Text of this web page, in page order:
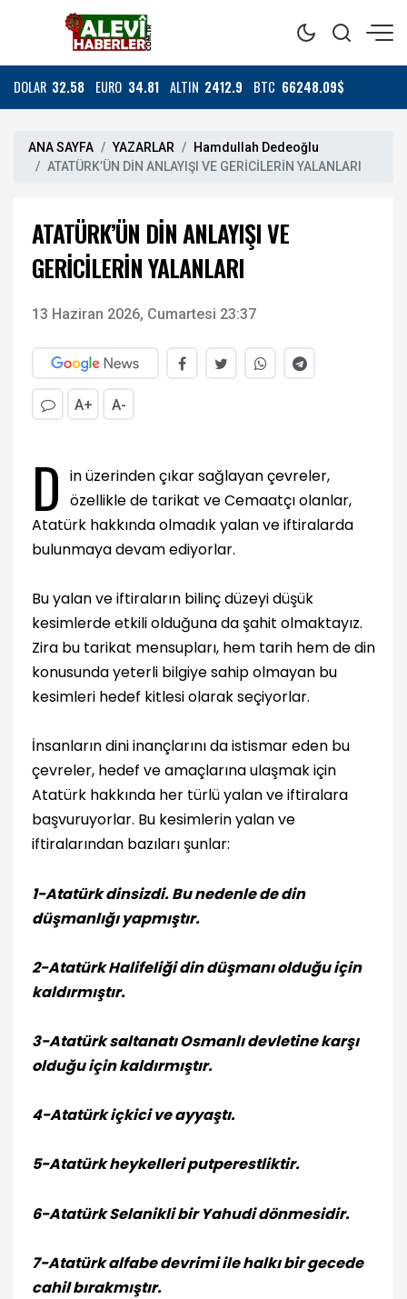
DOLAR 32.58 EURO 34.81 ALTIN 2412.9 BTC 66248.09$
ANA SAYFA YAZARLAR
Hamdullah Dedeoğlu
ATATÜRK’ÜN DİN ANLAYIŞI VE GERİCİLERİN YALANLARI
ATATÜRK’ÜN DİN ANLAYIŞI VE
GERİCİLERİN YALANLARI
13 Haziran 2026, Cumartesi 23:37
A+ A-
D in üzerinden çıkar sağlayan çevreler,
özellikle de tarikat ve Cemaatçı olanlar,
Atatürk hakkında olmadık yalan ve iftiralarda
bulunmaya devam ediyorlar.
Bu yalan ve iftiraların bilinç düzeyi düşük
kesimlerde etkili olduğuna da şahit olmaktayız.
Zira bu tarikat mensupları, hem tarih hem de din
konusunda yeterli bilgiye sahip olmayan bu
kesimleri hedef kitlesi olarak seçiyorlar.
İnsanların dini inançlarını da istismar eden bu
çevreler, hedef ve amaçlarına ulaşmak için
Atatürk hakkında her türlü yalan ve iftiralara
başvuruyorlar. Bu kesimlerin yalan ve
iftiralarından bazıları şunlar:
1-Atatürk dinsizdi. Bu nedenle de din
düşmanlığı yapmıştır.
2-Atatürk Halifeliği din düşmanı olduğu için
kaldırmıştır.
3-Atatürk saltanatı Osmanlı devletine karşı
olduğu için kaldırmıştır.
4-Atatürk içkici ve ayyaştı.
5-Atatürk heykelleri putperestliktir.
6-Atatürk Selanikli bir Yahudi dönmesidir.
7-Atatürk alfabe devrimi ile halkı bir gecede
cahil bırakmıştır.